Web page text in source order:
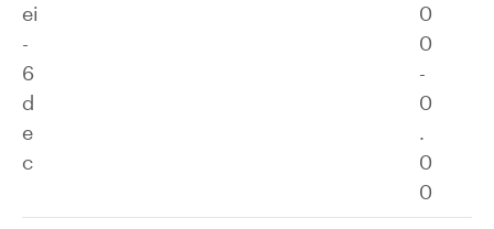
ei
-
6
d
e
c
0
0
-
0
.
0
0